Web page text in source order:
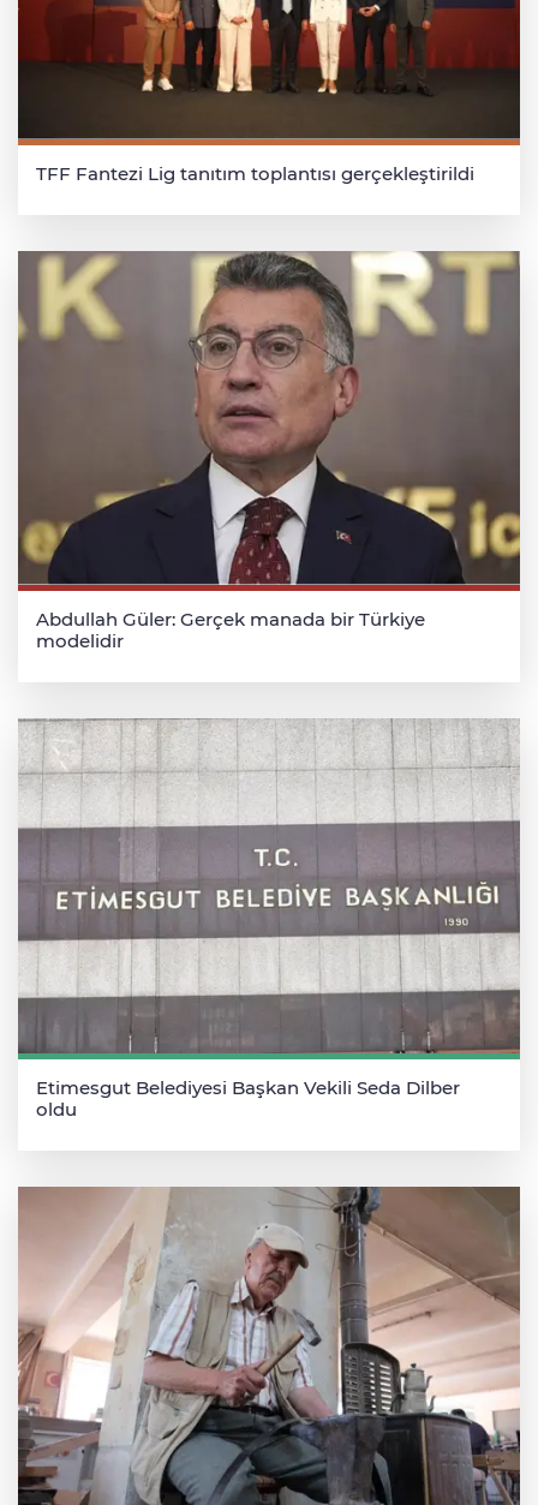
TFF Fantezi Lig tanıtım toplantısı gerçekleştirildi
Abdullah Güler: Gerçek manada bir Türkiye
modelidir
Etimesgut Belediyesi Başkan Vekili Seda Dilber
oldu